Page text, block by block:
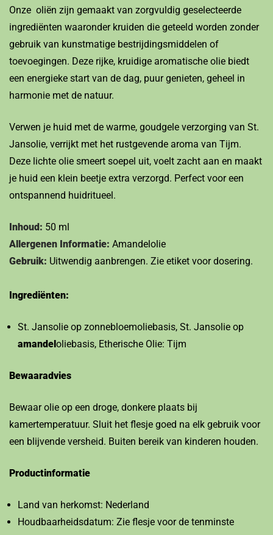
Onze oliën zijn gemaakt van zorgvuldig geselecteerde
ingrediënten waaronder kruiden die geteeld worden zonder
gebruik van kunstmatige bestrijdingsmiddelen of
toevoegingen. Deze rijke, kruidige aromatische olie biedt
een energieke start van de dag, puur genieten, geheel in
harmonie met de natuur.
Verwen je huid met de warme, goudgele verzorging van St.
Jansolie, verrijkt met het rustgevende aroma van Tijm.
Deze lichte olie smeert soepel uit, voelt zacht aan en maakt
je huid een klein beetje extra verzorgd. Perfect voor een
ontspannend huidritueel.
Inhoud: 50 ml
Allergenen Informatie: Amandelolie
Gebruik: Uitwendig aanbrengen. Zie etiket voor dosering.
Ingrediënten:
St. Jansolie op zonnebloemoliebasis, St. Jansolie op
amandel oliebasis, Etherische Olie: Tijm
Bewaaradvies
Bewaar olie op een droge, donkere plaats bij
kamertemperatuur. Sluit het flesje goed na elk gebruik voor
een blijvende versheid. Buiten bereik van kinderen houden.
Productinformatie
Land van herkomst: Nederland
Houdbaarheidsdatum: Zie flesje voor de tenminste